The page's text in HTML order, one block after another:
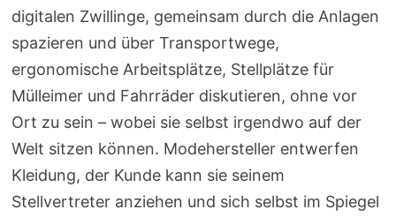
digitalen Zwillinge, gemeinsam durch die Anlagen
spazieren und über Transportwege,
ergonomische Arbeitsplätze, Stellplätze für
Mülleimer und Fahrräder diskutieren, ohne vor
Ort zu sein – wobei sie selbst irgendwo auf der
Welt sitzen können. Modehersteller entwerfen
Kleidung, der Kunde kann sie seinem
Stellvertreter anziehen und sich selbst im Spiegel